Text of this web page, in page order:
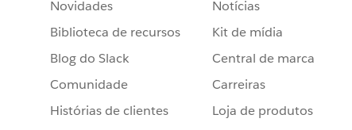
Novidades
Biblioteca de recursos
Blog do Slack
Comunidade
Histórias de clientes
Notícias
Kit de mídia
Central de marca
Carreiras
Loja de produtos